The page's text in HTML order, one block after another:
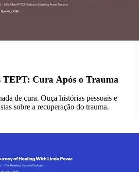
TEPT: Cura Após o Trauma
de cura. Ouça histórias pessoais e
sobre a recuperação do trauma.